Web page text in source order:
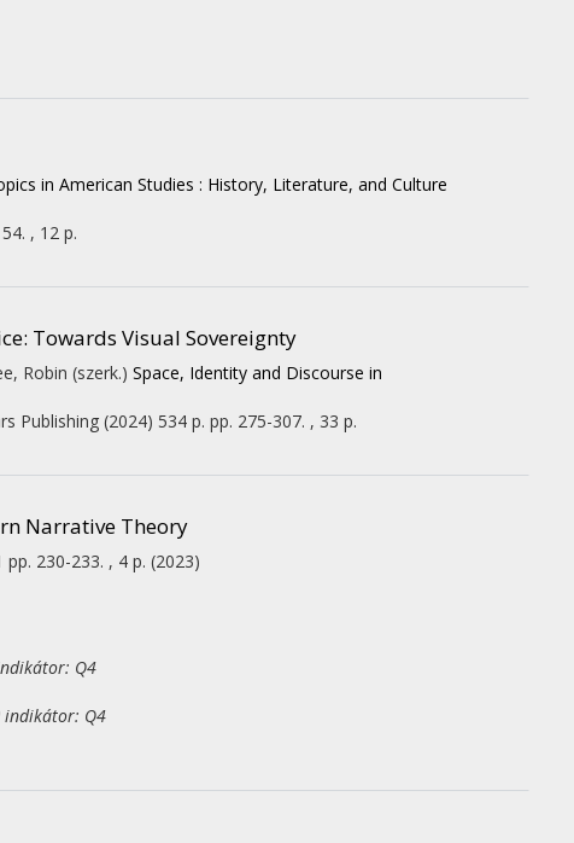
in American Studies : History, Literature, and Culture
, 12 p.
Towards Visual Sovereignty
Robin (szerk.) Space, Identity and Discourse in
Publishing (2024) 534 p. pp. 275-307. , 33 p.
Narrative Theory
pp. 230-233. , 4 p. (2023)
Q4
indikátor: Q4